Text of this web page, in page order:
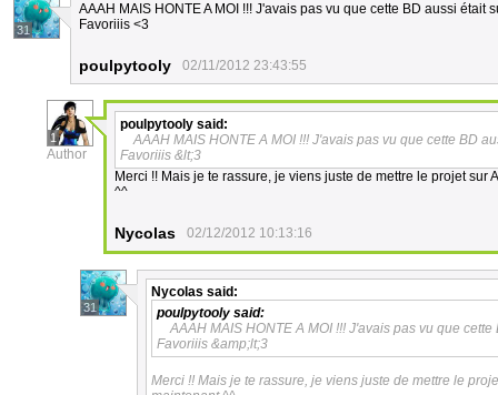
31
AAAH MAIS HONTE A MOI !!! J'avais pas vu que cette BD aussi était
Favoriiis <3
poulpytooly 02/11/2012 23:43:55
1
Author
poulpytooly said:
AAAH MAIS HONTE A MOI !!! J'avais pas vu que cette BD
Favoriiis &lt;3
Merci !! Mais je te rassure, je viens juste de mettre le projet
^^
Nycolas 02/12/2012 10:13:16
31
Nycolas said:
poulpytooly said:
AAAH MAIS HONTE A MOI !!! J'avais pas vu que
Favoriiis &amp;lt;3
Merci !! Mais je te rassure, je viens juste de mettre le